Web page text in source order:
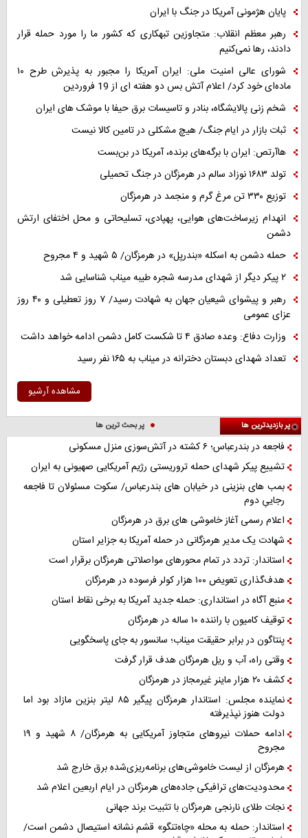
پایان هژمونی آمریکا در جنگ با ایران
رهبر معظم انقلاب: متجاوزین تبهکاری که کشور ما را مورد حمله قرار
دادند، رها نمی‌کنیم
شورای عالی امنیت ملی: ایران آمریکا را مجبور به پذیرش طرح ۱۰
ماده‌ای خود کرد/ اعلام آتش بس دو هفته ای از 19 فروردین
شخم زنی پالایشگاه، بنادر و تاسیسات برق حیفا با موشک های ایران
ثبات بازار در ایام جنگ/ هیچ مشکلی در تامین کالا نیست
هاآرتص: ایران با برگه‌های برنده، آمریکا در بن‌بست
تولد ۱۶۸۳ نوزاد سالم در هرمزگان در جنگ تحمیلی
توزیع ۳۳۰ تن مرغ گرم و منجمد در هرمزگان
انهدام زیرساخت‌های هوایی، پهپادی، تسلیحاتی و محل اختفای ارتش
دشمن
حمله دشمن به اسکله «بندرپل» در هرمزگان/ ۵ شهید و ۴ مجروح
۲ پیکر دیگر از شهدای مدرسه شجره طیبه میناب شناسایی شد
رهبر و پیشوای شیعیان جهان به شهادت رسید/ ۷ روز تعطیلی و ۴۰ روز
عزای عمومی
وزارت دفاع: وعده صادق ۴ تا شکست کامل دشمن ادامه خواهد داشت
تعداد شهدای دبستان دخترانه در میناب به ۱۶۵ نفر رسید
مشاهده آرشیو
پر بازدیدترین ها پر بحث ترین ها
فاجعه در بندرعباس؛ ۶ کشته در آتش‌سوزی منزل مسکونی
تشییع پیکر شهدای حمله تروریستی رژیم آمریکایی صهیونی به ایران
بمب های بنزینی در خیابان های بندرعباس/ سکوت مسئولان تا فاجعه
رجاییِ دوم
اعلام رسمی آغاز خاموشی های برق در هرمزگان
شهادت یک مدیر هرمزگانی در حمله آمریکا به جزایر استان
استاندار: تردد در تمام محورهای مواصلاتی هرمزگان برقرار است
هدف‌گذاری تعویض ۱۰۰ هزار کولر فرسوده در هرمزگان
منبع آگاه در استانداری: حمله جدید آمریکا به برخی نقاط استان
توقیف کامیون با راننده ۱۰ ساله در هرمزگان
پنتاگون در برابر حقیقت میناب؛ سانسور به جای پاسخگویی
وقتی راه، آب و ریل هرمزگان هدف قرار گرفت
کشف ۲۰ هزار ماینر غیرمجاز در هرمزگان
نماینده مجلس: استاندار هرمزگان پیگیر ۸۵ لیتر بنزین مازاد بود اما
دولت هنوز نپذیرفته
ادامه حملات نیروهای متجاوز آمریکایی به هرمزگان/ ۸ شهید و ۱۹
مجروح
هرمزگان از لیست خاموشی‌های برنامه‌ریزی‌شده برق خارج شد
محدودیت‌های ترافیکی جاده‌های هرمزگان در ایام اربعین اعلام شد
نجات طلای نارنجی هرمزگان با تثبیت برند جهانی
استاندار: حمله به محله «چاه‌تنگو» قشم نشانه استیصال دشمن است/